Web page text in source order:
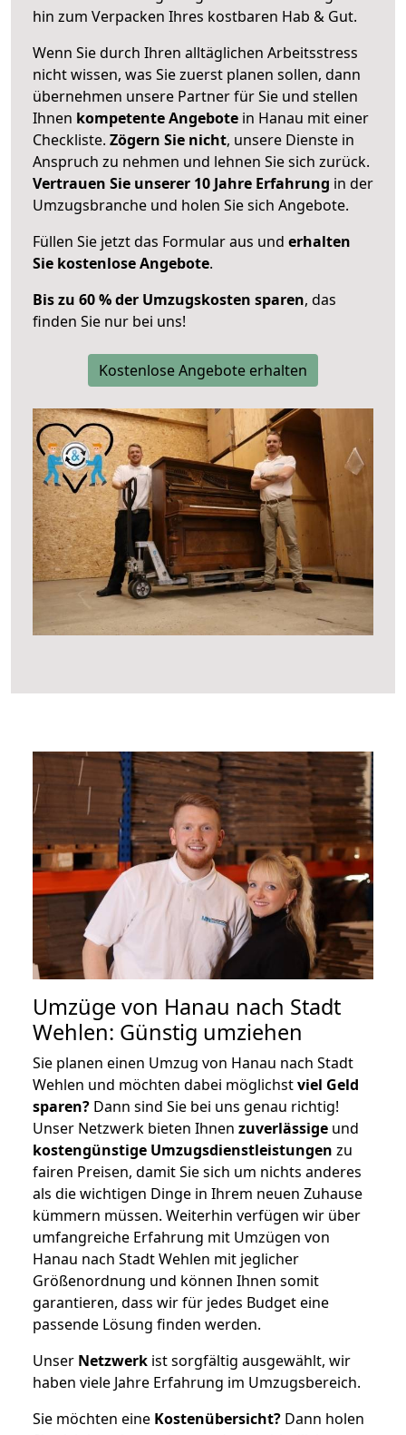
hin zum Verpacken Ihres kostbaren Hab & Gut.
Wenn Sie durch Ihren alltäglichen Arbeitsstress
nicht wissen, was Sie zuerst planen sollen, dann
übernehmen unsere Partner für Sie und stellen
Ihnen kompetente Angebote in Hanau mit einer
Checkliste. Zögern Sie nicht, unsere Dienste in
Anspruch zu nehmen und lehnen Sie sich zurück.
Vertrauen Sie unserer 10 Jahre Erfahrung in der
Umzugsbranche und holen Sie sich Angebote.
Füllen Sie jetzt das Formular aus und erhalten
Sie kostenlose Angebote.
Bis zu 60 % der Umzugskosten sparen, das
finden Sie nur bei uns!
Kostenlose Angebote erhalten
Umzüge von Hanau nach Stadt
Wehlen: Günstig umziehen
Sie planen einen Umzug von Hanau nach Stadt
Wehlen und möchten dabei möglichstviel Geld
sparen? Dann sind Sie bei uns genau richtig!
Unser Netzwerk bieten Ihnen zuverlässige und
kostengünstige Umzugsdienstleistungen zu
fairen Preisen, damit Sie sich um nichts anderes
als die wichtigen Dinge in Ihrem neuen Zuhause
kümmern müssen. Weiterhin verfügen wir über
umfangreiche Erfahrung mit Umzügen von
Hanau nach Stadt Wehlen mit jeglicher
Größenordnung und können Ihnen somit
garantieren, dass wir für jedes Budget eine
passende Lösung finden werden.
Unser Netzwerk ist sorgfältig ausgewählt, wir
haben viele Jahre Erfahrung im Umzugsbereich.
Sie möchten eine Kostenübersicht? Dann holen